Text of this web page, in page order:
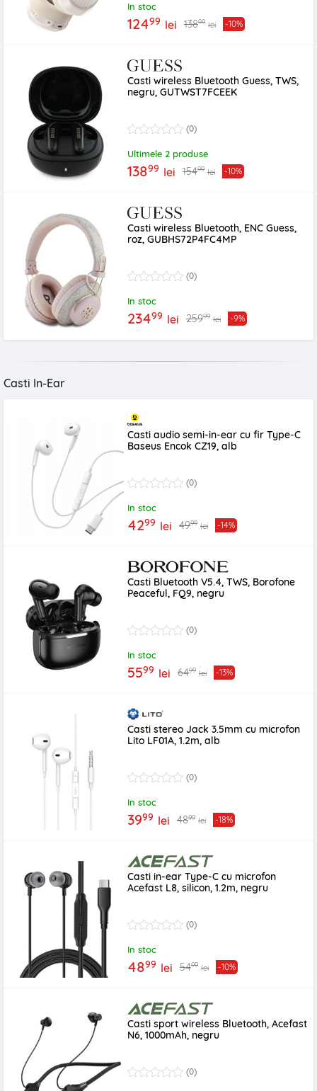
In stoc
12499 lei 13899 lei -10%
Casti wireless Bluetooth Guess, TWS,
negru, GUTWST7FCEEK
(0)
Ultimele 2 produse
13899 lei 15499 lei -10%
Casti wireless Bluetooth, ENC Guess,
roz, GUBHS72P4FC4MP
(0)
In stoc
23499 lei 25999 lei -9%
Casti In-Ear
Casti audio semi-in-ear cu fir Type-C
Baseus Encok CZ19, alb
(0)
In stoc
4299 lei 4999 lei -14%
Casti Bluetooth V5.4, TWS, Borofone
Peaceful, FQ9, negru
(0)
In stoc
5599 lei 6499 lei -13%
Casti stereo Jack 3.5mm cu microfon
Lito LF01A, 1.2m, alb
(0)
In stoc
3999 lei 4899 lei -18%
Casti in-ear Type-C cu microfon
Acefast L8, silicon, 1.2m, negru
(0)
In stoc
4899 lei 5499 lei -10%
Casti sport wireless Bluetooth, Acefast
N6, 1000mAh, negru
(0)